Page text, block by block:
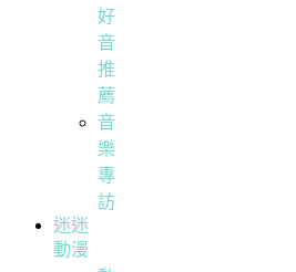
好
音
推
薦
音
樂
專
訪
迷迷
動漫